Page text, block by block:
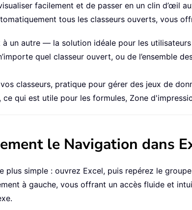
facilement et de passer en un clin d’œil
tous les classeurs ouverts, vous
à un autre — la solution idéale pour les
quel classeur ouvert, ou de l’ensemble
classeurs, pratique pour gérer des jeux de
qui est utile pour les formules, Zone
le Navigation dans
plus simple : ouvrez Excel, puis repérez le
à gauche, vous offrant un accès fluide et